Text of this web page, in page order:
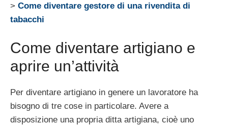
> Come diventare gestore di una rivendita di
tabacchi
Come diventare artigiano e
aprire un’attività
Per diventare artigiano in genere un lavoratore ha
bisogno di tre cose in particolare. Avere a
disposizione una propria ditta artigiana, cioè uno